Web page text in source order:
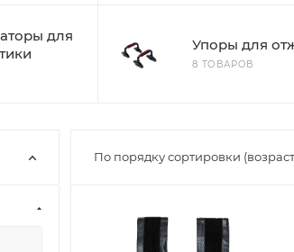
для
Упоры для
8 ТОВАРОВ
По порядку сортировки